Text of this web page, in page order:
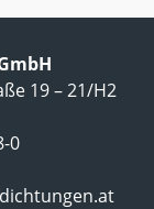
19 – 21/H2
0